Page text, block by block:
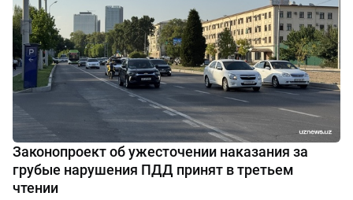
Законопроект об ужесточении наказания за
грубые нарушения ПДД принят в третьем
чтении